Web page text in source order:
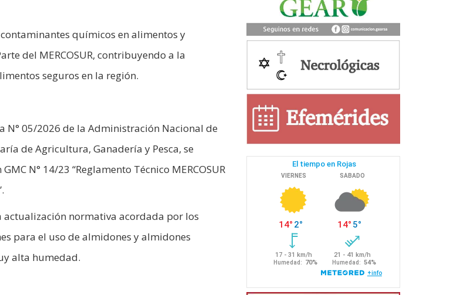
químicos en alimentos y
del MERCOSUR, contribuyendo a la
seguros en la región.
N° 05/2026 de la Administración Nacional de
de Agricultura, Ganadería y Pesca, se
N° 14/23 “Reglamento Técnico MERCOSUR
normativa acordada por los
para el uso de almidones y almidones
alta humedad.